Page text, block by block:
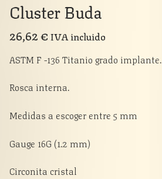
Cluster Buda
26,62€ IVA incluido
ASTM F -136 Titanio grado implante.
Rosca interna.
Medidas a escoger entre 5 mm
Gauge 16G (1.2 mm)
Circonita cristal